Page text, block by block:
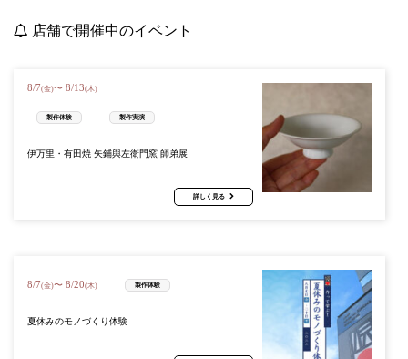
店舗で開催中のイベント
8/7(金)〜 8/13(木)
製作体験 製作実演
伊万里・有田焼 矢鋪與左衛門窯 師弟展
詳しく見る
8/7(金)〜 8/20(木) 製作体験
夏休みのモノづくり体験